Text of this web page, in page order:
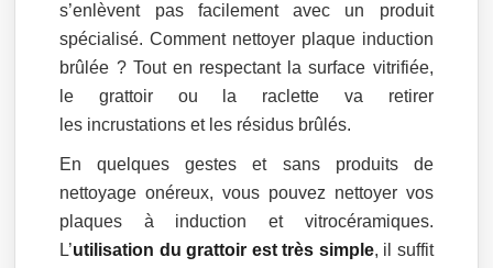
s’enlèvent pas facilement avec un produit
spécialisé. Comment nettoyer plaque induction
brûlée ? Tout en respectant la surface vitrifiée,
le grattoir ou la raclette va retirer
les incrustations et les résidus brûlés.
En quelques gestes et sans produits de
nettoyage onéreux, vous pouvez nettoyer vos
plaques à induction et vitrocéramiques.
L’utilisation du grattoir est très simple, il suffit